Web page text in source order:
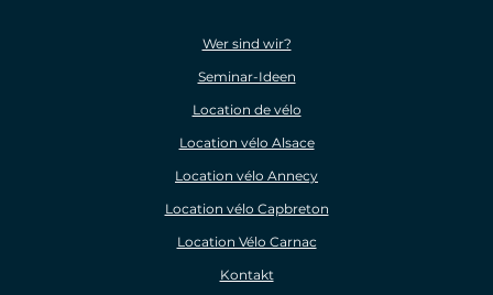
Wer sind wir?
Seminar-Ideen
Location de vélo
Location vélo Alsace
Location vélo Annecy
Location vélo Capbreton
Location Vélo Carnac
Kontakt